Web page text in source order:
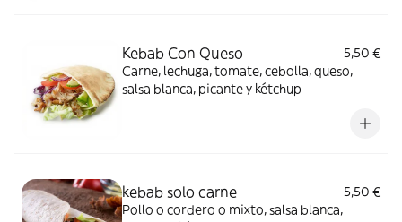
Kebab Con Queso
5,50 €
Carne, lechuga, tomate, cebolla, queso,
salsa blanca, picante y kétchup
kebab solo carne
5,50 €
Pollo o cordero o mixto, salsa blanca,